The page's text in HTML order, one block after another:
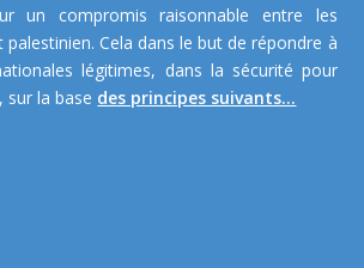
un compromis raisonnable entre les
palestinien. Cela dans le but de répondre à
légitimes, dans la sécurité pour
sur la base des principes suivants...